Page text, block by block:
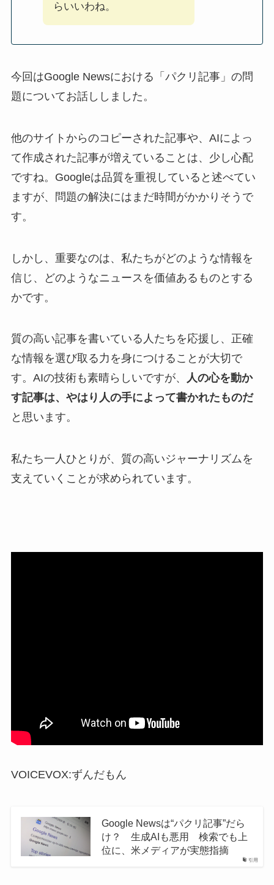
らいいわね。
今回はGoogle Newsにおける「パクリ記事」の問
題についてお話ししました。
他のサイトからのコピーされた記事や、AIによっ
て作成された記事が増えていることは、少し心配
ですね。Googleは品質を重視していると述べてい
ますが、問題の解決にはまだ時間がかかりそうで
す。
しかし、重要なのは、私たちがどのような情報を
信じ、どのようなニュースを価値あるものとする
かです。
質の高い記事を書いている人たちを応援し、正確
な情報を選び取る力を身につけることが大切で
す。AIの技術も素晴らしいですが、
人の心を動か
す記事は、やはり人の手によって書かれたものだ
と思います。
私たち一人ひとりが、質の高いジャーナリズムを
支えていくことが求められています。
VOICEVOX:ずんだもん
引用
Google Newsは“パクリ記事”だら
け？ 生成AIも悪用 検索でも上
位に、米メディアが実態指摘